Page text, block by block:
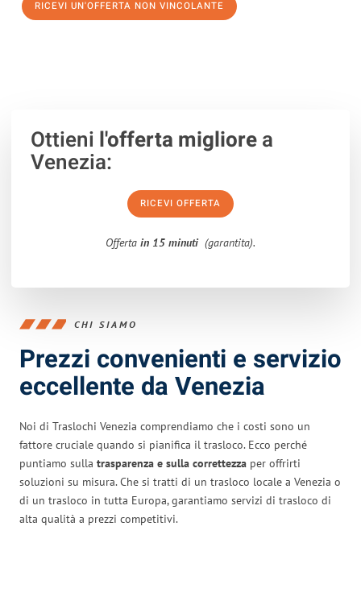
RICEVI UN'OFFERTA NON VINCOLANTE
Ottieni l'offerta migliorea
Venezia:
RICEVI OFFERTA
Offerta in 15 minuti (garantita).
CHI SIAMO
Prezzi convenienti e servizio
eccellente da Venezia
Noi di Traslochi Venezia comprendiamo che i costi sono un
fattore cruciale quando si pianifica il trasloco. Ecco perché
puntiamo sulla trasparenza e sulla correttezza per offrirti
soluzioni su misura. Che si tratti di un trasloco locale a Venezia o
di un trasloco in tutta Europa, garantiamo servizi di trasloco di
alta qualità a prezzi competitivi.